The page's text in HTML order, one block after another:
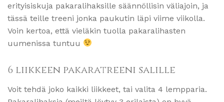
erityisiskuja pakaralihaksille säännöllisin väliajoin, ja
tässä teille treeni jonka paukutin läpi viime viikolla.
Voin kertoa, että vieläkin tuolla pakaralihasten
uumenissa tuntuu
6 liikkeen pakaratreeni salille
Voit tehdä joko kaikki liikkeet, tai valita 4 lempparia.